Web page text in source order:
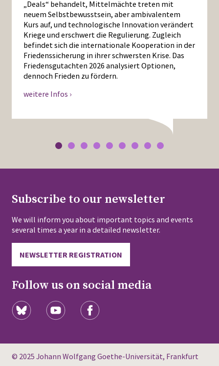
„Deals“ behandelt, Mittelmächte treten mit
neuem Selbstbewusstsein, aber ambivalentem
Kurs auf, und technologische Innovation verändert
Kriege und erschwert die Regulierung. Zugleich
befindet sich die internationale Kooperation in der
Friedenssicherung in ihrer schwersten Krise. Das
Friedensgutachten 2026 analysiert Optionen,
dennoch Frieden zu fördern.
weitere Infos ›
Subscribe to our newsletter
We will inform you about important topics and events
several times a year in a detailed newsletter.
NEWSLETTER REGISTRATION
Follow us on social media
© 2025 Johann Wolfgang Goethe-Universität, Frankfurt